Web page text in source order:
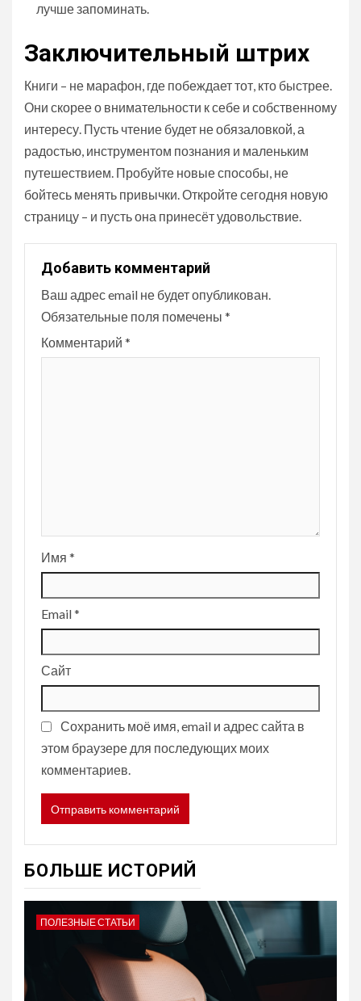
лучше запоминать.
Заключительный штрих
Книги – не марафон, где побеждает тот, кто быстрее.
Они скорее о внимательности к себе и собственному
интересу. Пусть чтение будет не обязаловкой, а
радостью, инструментом познания и маленьким
путешествием. Пробуйте новые способы, не
бойтесь менять привычки. Откройте сегодня новую
страницу – и пусть она принесёт удовольствие.
Добавить комментарий
Ваш адрес email не будет опубликован.
Обязательные поля помечены *
Комментарий *
Имя *
Email*
Сайт
Сохранить моё имя, email и адрес сайта в
этом браузере для последующих моих
комментариев.
БОЛЬШЕ ИСТОРИЙ
ПОЛЕЗНЫЕ СТАТЬИ